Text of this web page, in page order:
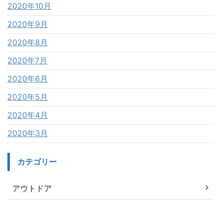
2020年10月
2020年9月
2020年8月
2020年7月
2020年6月
2020年5月
2020年4月
2020年3月
カテゴリー
アウトドア